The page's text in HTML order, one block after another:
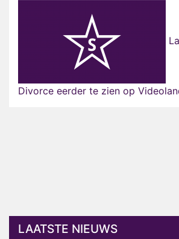
Divorce eerder te zien op
LAATSTE NIEUWS